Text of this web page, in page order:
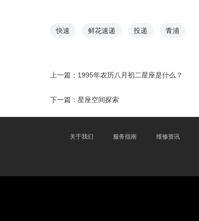
快速 鲜花速递 投递 青浦
上一篇： 1995年农历八月初二星座是什么？
下一篇： 星座空间探索
关于我们 服务指南 维修资讯